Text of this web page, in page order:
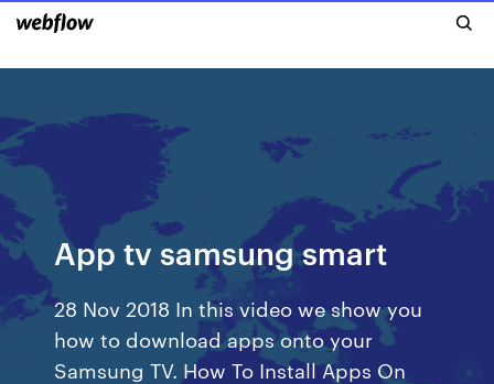
App tv samsung smart
28 Nov 2018 In this video we show you
how to download apps onto your
Samsung TV. How To Install Apps On